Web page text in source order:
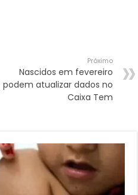
Próximo
Nascidos em fevereiro
podem atualizar dados no
Caixa Tem